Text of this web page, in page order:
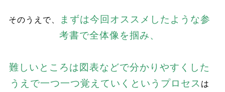
そのうえで、
まずは今回オススメしたような参
考書で全体像を掴み、
難しいところは図表などで分かりやすくした
うえで一つ一つ覚えていくというプロセス は